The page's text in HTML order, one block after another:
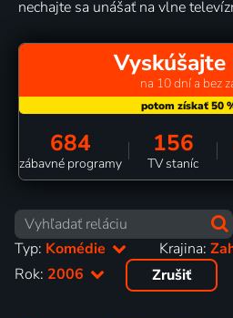
nechajte sa unášať na vlne
Vyskúšajte
na 10 dní a bez
684
zábavné programy
156
TV staníc
Typ: Komédie Krajina:
Rok: 2006 Zrušiť